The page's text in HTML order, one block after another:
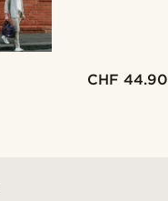
CHF 44.90